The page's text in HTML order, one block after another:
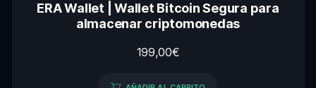
ERA Wallet | Wallet Bitcoin Segura para
almacenar criptomonedas
199,00€